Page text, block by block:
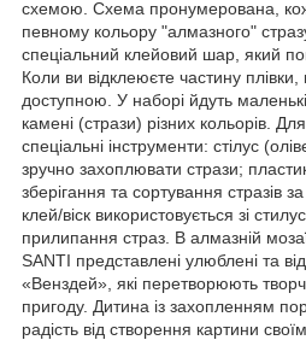
схемою. Схема пронумерована,
певному кольору "алмазного"
спеціальний клейовий шар, який
Коли ви відклеюєте частину
доступною. У наборі йдуть
камені (стрази) різних кольорів.
спеціальні інструменти: стілус
зручно захоплювати стрази;
зберігання та сортування стразів
клей/віск використовується зі
прилипання страз. В алмазній
SANTI представлені улюблені та
«Венздей», які перетворюють
пригоду. Дитина із захопленням
радість від створення картини